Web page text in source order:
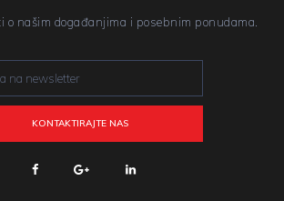
o našim događanjima i posebnim ponudama.